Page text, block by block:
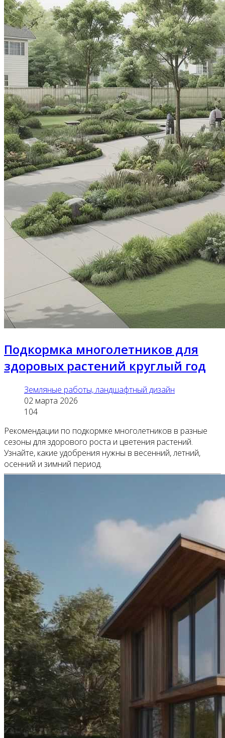
Подкормка многолетников для
здоровых растений круглый год
Земляные работы, ландшафтный дизайн
02 марта 2026
104
Рекомендации по подкормке многолетников в разные
сезоны для здорового роста и цветения растений.
Узнайте, какие удобрения нужны в весенний, летний,
осенний и зимний период.